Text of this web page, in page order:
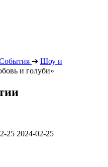
➔ Шоу и
и голуби»
25 2024-02-25